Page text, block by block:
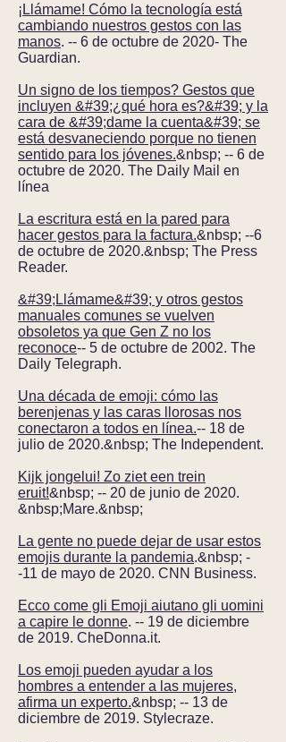
¡Llámame! Cómo la tecnología está
cambiando nuestros gestos con las
manos. -- 6 de octubre de 2020- The
Guardian.
Un signo de los tiempos? Gestos que
incluyen &#39;¿qué hora es?&#39; y la
cara de &#39;dame la cuenta&#39; se
está desvaneciendo porque no tienen
sentido para los jóvenes.&nbsp; -- 6 de
octubre de 2020. The Daily Mail en
línea
La escritura está en la pared para
hacer gestos para la factura.&nbsp; --6
de octubre de 2020.&nbsp; The Press
Reader.
&#39;Llámame&#39; y otros gestos
manuales comunes se vuelven
obsoletos ya que Gen Z no los
reconoce-- 5 de octubre de 2002. The
Daily Telegraph.
Una década de emoji: cómo las
berenjenas y las caras llorosas nos
conectaron a todos en línea.-- 18 de
julio de 2020.&nbsp; The Independent.
Kijk jongelui! Zo ziet een trein
eruit!&nbsp; -- 20 de junio de 2020.
&nbsp;Mare.&nbsp;
La gente no puede dejar de usar estos
emojis durante la pandemia.&nbsp; -
-11 de mayo de 2020. CNN Business.
Ecco come gli Emoji aiutano gli uomini
a capire le donne. -- 19 de diciembre
de 2019. CheDonna.it.
Los emoji pueden ayudar a los
hombres a entender a las mujeres,
afirma un experto.&nbsp; -- 13 de
diciembre de 2019. Stylecraze.